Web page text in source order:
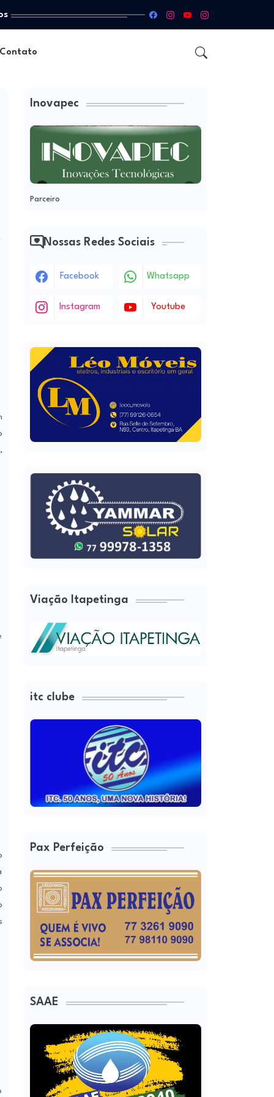
Inovapec
Parceiro
Nossas Redes Sociais
Facebook Whatsapp
Instagram Youtube
Viação Itapetinga
itc clube
Pax Perfeição
SAAE